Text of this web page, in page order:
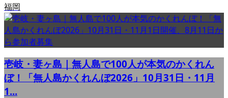
福岡
壱岐・妻ヶ島｜無人島で100人が本気のかくれん
ぼ！「無人島かくれんぼ2026」10月31日・11月
1...